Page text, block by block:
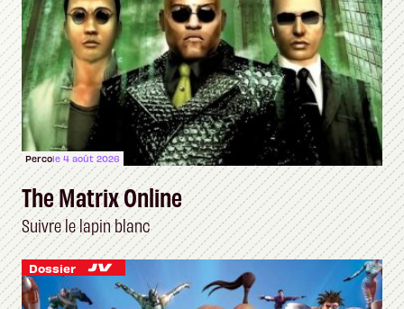
Percole 4 août 2026
The Matrix Online
Suivre le lapin blanc
Dossier